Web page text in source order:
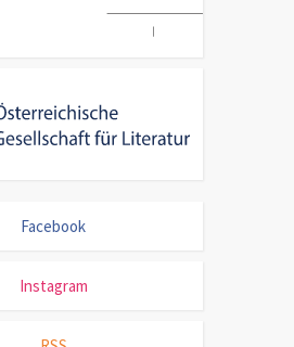
Facebook
Instagram